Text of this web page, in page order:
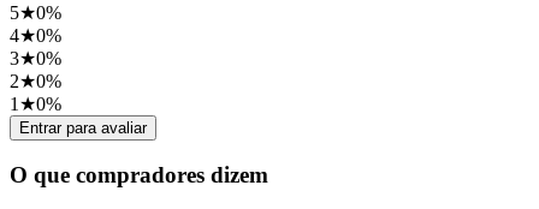
5★0%
4★0%
3★0%
2★0%
1 ★0%
Entrar para avaliar
O que compradores dizem